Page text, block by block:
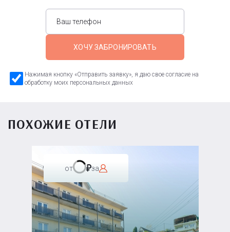
ХОЧУ ЗАБРОНИРОВАТЬ
Нажимая кнопку «Отправить заявку», я даю свое согласие на
обработку моих персональных данных
ПОХОЖИЕ ОТЕЛИ
от за